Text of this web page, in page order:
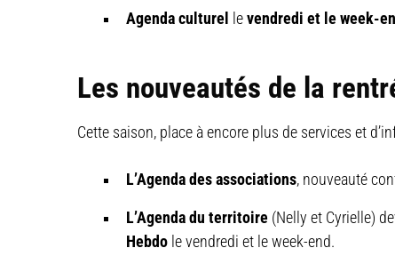
Agenda culturel levendredi et le week-
Les nouveautés de la
Cette saison, place à encore plus de services et
L’Agenda des associations, nouveauté
L’Agenda du territoire (Nelly et Cyrielle)
Hebdo le vendredi et le week-end.